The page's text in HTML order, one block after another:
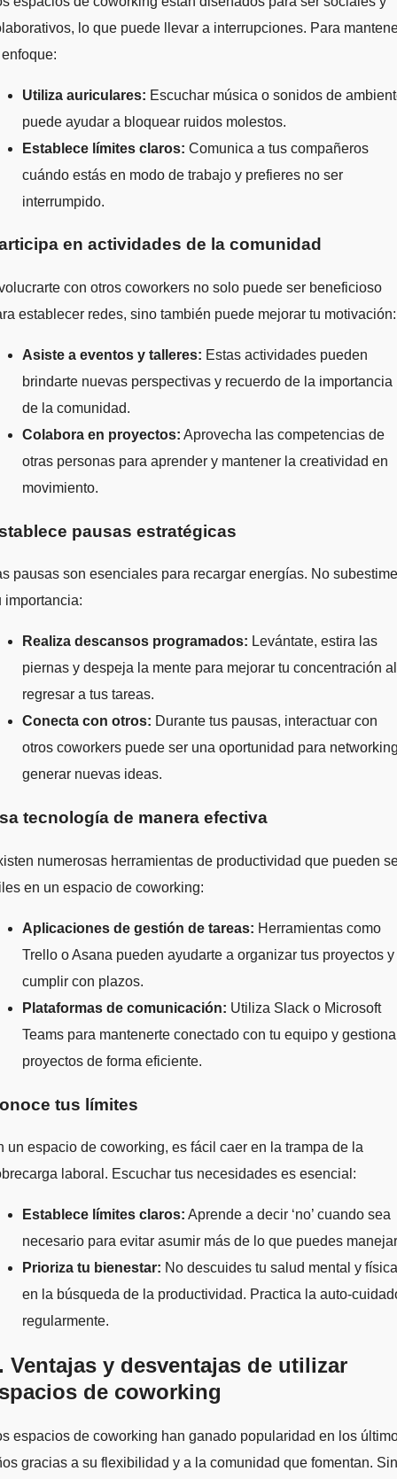
lo que puede llevar a interrupciones. Para
Utiliza auriculares: Escuchar música o sonidos de
puede ayudar a bloquear ruidos molestos.
Establece límites claros: Comunica a tus compañeros
cuándo estás en modo de trabajo y prefieres no ser
interrumpido.
en actividades de la comunidad
con otros coworkers no solo puede ser beneficioso
establecer redes, sino también puede mejorar tu motivación:
Asiste a eventos y talleres: Estas actividades pueden
brindarte nuevas perspectivas y recuerdo de la importancia
de la comunidad.
Colabora en proyectos: Aprovecha las competencias de
otras personas para aprender y mantener la creatividad en
movimiento.
pausas estratégicas
pausas son esenciales para recargar energías. No
importancia:
Realiza descansos programados: Levántate, estira las
piernas y despeja la mente para mejorar tu concentración al
regresar a tus tareas.
Conecta con otros: Durante tus pausas, interactuar con
otros coworkers puede ser una oportunidad para
generar nuevas ideas.
tecnología de manera efectiva
numerosas herramientas de productividad que pueden
en un espacio de coworking:
Aplicaciones de gestión de tareas: Herramientas como
Trello o Asana pueden ayudarte a organizar tus proyectos y
cumplir con plazos.
Plataformas de comunicación: Utiliza Slack o Microsoft
Teams para mantenerte conectado con tu equipo y
proyectos de forma eficiente.
tus límites
un espacio de coworking, es fácil caer en la trampa de la
laboral. Escuchar tus necesidades es esencial:
Establece límites claros: Aprende a decir ‘no’ cuando sea
necesario para evitar asumir más de lo que puedes
Prioriza tu bienestar: No descuides tu salud mental y física
en la búsqueda de la productividad. Practica la auto-
regularmente.
Ventajas y desventajas de utilizar
de coworking
espacios de coworking han ganado popularidad en los
gracias a su flexibilidad y a la comunidad que fomentan. Sin